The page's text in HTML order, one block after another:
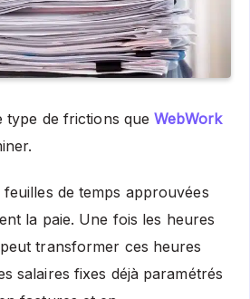
type de frictions queWebWork
feuilles de temps approuvées
la paie. Une fois les heures
transformer ces heures
salaires fixes déjà paramétrés